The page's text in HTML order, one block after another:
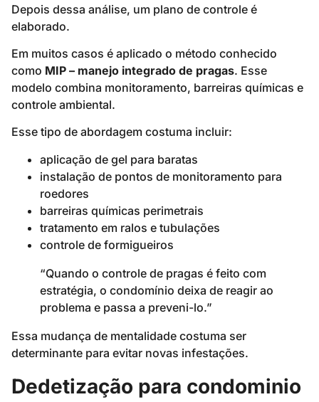
Depois dessa análise, um plano de controle é
elaborado.
Em muitos casos é aplicado o método conhecido
como MIP – manejo integrado de pragas. Esse
modelo combina monitoramento, barreiras químicas e
controle ambiental.
Esse tipo de abordagem costuma incluir:
aplicação de gel para baratas
instalação de pontos de monitoramento para
roedores
barreiras químicas perimetrais
tratamento em ralos e tubulações
controle de formigueiros
“Quando o controle de pragas é feito com
estratégia, o condomínio deixa de reagir ao
problema e passa a preveni-lo.”
Essa mudança de mentalidade costuma ser
determinante para evitar novas infestações.
Dedetização para condominio